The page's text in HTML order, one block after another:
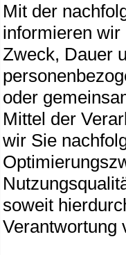
Mit der
informieren wir
Zweck, Dauer
oder
Mittel der
wir Sie
soweit
Verantwortung